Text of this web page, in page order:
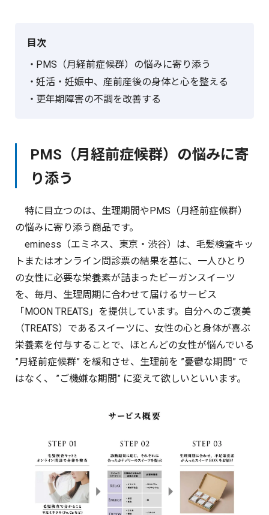
目次
PMS（月経前症候群）の悩みに寄り添う
妊活・妊娠中、産前産後の身体と心を整える
更年期障害の不調を改善する
PMS（月経前症候群）の悩みに寄
り添う
特に目立つのは、生理期間やPMS（月経前症候群）
の悩みに寄り添う商品です。
eminess（エミネス、東京・渋谷）は、毛髪検査キッ
トまたはオンライン問診票の結果を基に、一人ひとり
の女性に必要な栄養素が詰まったビーガンスイーツ
を、毎月、生理周期に合わせて届けるサービス
「MOON TREATS」を提供しています。自分へのご褒美
（TREATS）であるスイーツに、女性の心と身体が喜ぶ
栄養素を付与することで、ほとんどの女性が悩んでいる
”月経前症候群” を緩和させ、生理前を ”憂鬱な期間” で
はなく、 ”ご機嫌な期間” に変えて欲しいといいます。